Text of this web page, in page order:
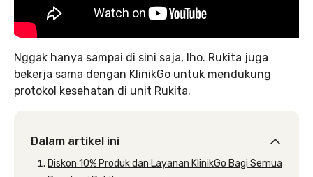
Nggak hanya sampai di sini saja, lho. Rukita juga
bekerja sama dengan KlinikGo untuk mendukung
protokol kesehatan di unit Rukita.
Dalam artikel ini
Diskon 10% Produk dan Layanan KlinikGo Bagi Semua